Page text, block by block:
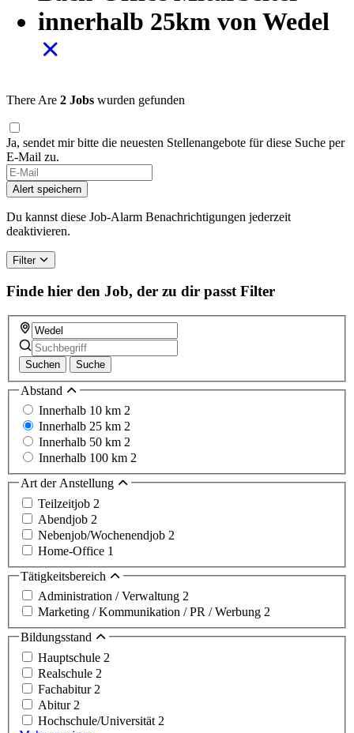
innerhalb 25km von Wedel
There Are 2 Jobs wurden gefunden
Ja, sendet mir bitte die neuesten Stellenangebote für diese Suche per
E-Mail zu.
Alert speichern
Du kannst diese Job-Alarm Benachrichtigungen jederzeit
deaktivieren.
Filter
Finde hier den Job, der zu dir passt Filter
Suchen Suche
Abstand
Innerhalb 10 km 2
Innerhalb 25 km 2
Innerhalb 50 km 2
Innerhalb 100 km 2
Art der Anstellung
Teilzeitjob 2
Abendjob 2
Nebenjob/Wochenendjob 2
Home-Office 1
Tätigkeitsbereich
Administration / Verwaltung 2
Marketing / Kommunikation / PR / Werbung 2
Bildungsstand
Hauptschule 2
Realschule 2
Fachabitur 2
Abitur 2
Hochschule/Universität 2